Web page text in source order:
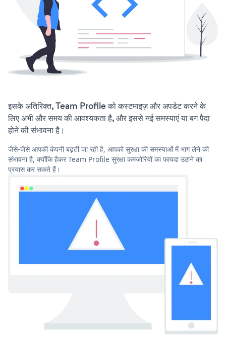
इसके अतिरिक्त, Team Profile को कस्टमाइज़ और अपडेट करने के
लिए अभी और समय की आवश्यकता है, और इससे नई समस्याएं या बग पैदा
होने की संभावना है।
जैसे-जैसे आपकी कंपनी बढ़ती जा रही है, आपको सुरक्षा की समस्याओं में भाग लेने की
संभावना है, क्योंकि हैकर Team Profile सुरक्षा कमजोरियों का फायदा उठाने का
प्रयास कर सकते हैं।